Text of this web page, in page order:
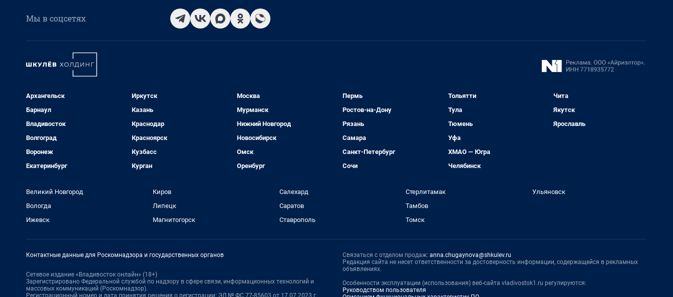
Мы в соцсетях
Архангельск
Барнаул
Владивосток
Волгоград
Воронеж
Екатеринбург
Иркутск
Казань
Краснодар
Красноярск
Кузбасс
Курган
Москва
Мурманск
Нижний Новгород
Новосибирск
Омск
Оренбург
Пермь
Ростов-на-Дону
Рязань
Самара
Санкт-Петербург
Сочи
Тольятти
Тула
Тюмень
Уфа
ХМАО — Югра
Челябинск
Чита
Якутск
Ярославль
Великий Новгород
Вологда
Ижевск
Киров
Липецк
Магнитогорск
Салехард
Саратов
Ставрополь
Стерлитамак
Тамбов
Томск
Ульяновск
Контактные данные для Роскомнадзора и государственных органов
Сетевое издание «Владивосток онлайн» (18+)
Зарегистрировано Федеральной службой по надзору в сфере связи, информационных технологий и
массовых коммуникаций (Роскомнадзор).
Регистрационный номер и дата принятия решения о регистрации: ЭЛ № ФС 77-85603 от 17.07.2023 г.
Связаться с отделом продаж: anna.chugaynova@shkulev.ru
Редакция сайта не несет ответственности за достоверность информации, содержащейся в рекламных
объявлениях.
Особенности эксплуатации (использования) веб-сайта vladivostok1.ru регулируются:
Руководством пользователя